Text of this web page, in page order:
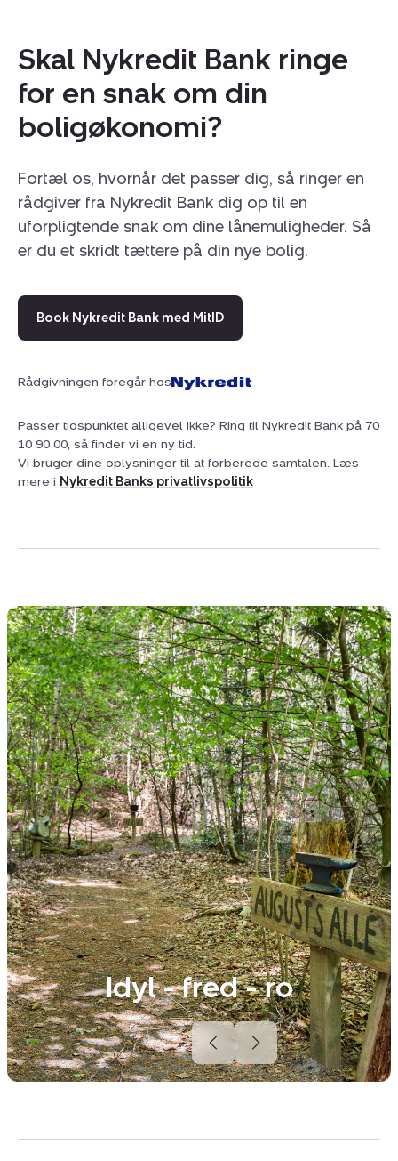
Skal Nykredit Bank ringe
for en snak om din
boligøkonomi?
Fortæl os, hvornår det passer dig, så ringer en
rådgiver fra Nykredit Bank dig op til en
uforpligtende snak om dine lånemuligheder. Så
er du et skridt tættere på din nye bolig.
Book Nykredit Bank med MitID
Rådgivningen foregår hos
Passer tidspunktet alligevel ikke? Ring til Nykredit Bank på 70
10 90 00, så finder vi en ny tid.
Vi bruger dine oplysninger til at forberede samtalen. Læs
mere i Nykredit Banks privatlivspolitik
Idyl - fred - ro